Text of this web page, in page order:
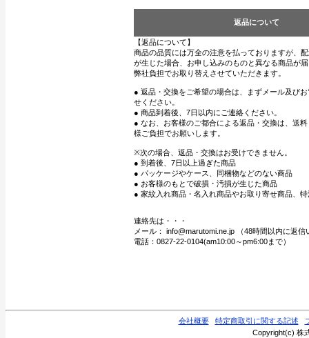
返品について
【返品について】
商品の品質には万全の注意を払っておりますが、
が生じた場合、お申し込みのものと異なる商品が
弊社負担でお取り替えさせていただきます。
● 返品・交換をご希望の場合は、まずメール及び
せください。
● 商品到着後、7日以内にご連絡ください。
● なお、お客様のご都合による返品・交換は、送
様ご負担でお願いします。
※次の場合、返品・交換はお受けできません。
● 到着後、7日以上過ぎた商品
● パッケージやケース、同梱物などのない商品
● お客様のもとで破損・汚損が生じた商品
● 家紋入れ商品・名入れ商品やお取り寄せ商品、
連絡先は・・・
メール： info@marutomi.ne.jp （48時間以内に返信
電話：0827-22-0104(am10:00～pm6:00まで）
会社概要 特定商取引に関する記述
Copyright(c) 株